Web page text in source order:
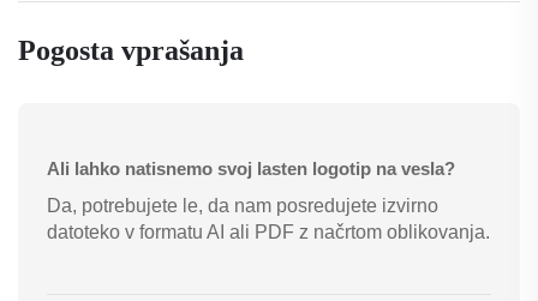
Pogosta vprašanja
Ali lahko natisnemo svoj lasten logotip na vesla?
Da, potrebujete le, da nam posredujete izvirno
datoteko v formatu AI ali PDF z načrtom oblikovanja.